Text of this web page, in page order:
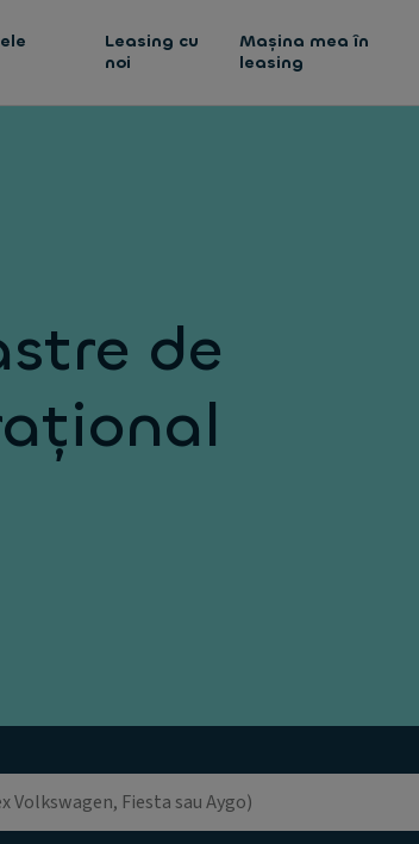
Leasing cu
noi
Mașina mea în
leasing
de